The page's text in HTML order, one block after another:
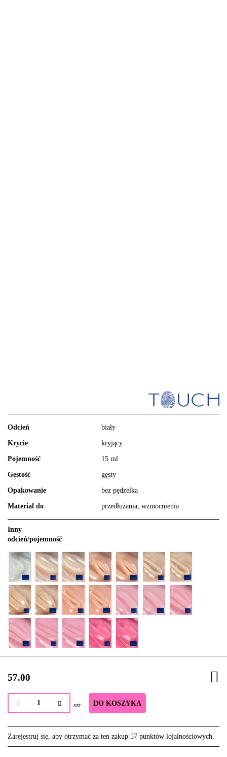
Odcień biały
Krycie kryjący
Pojemność 15 ml
Gęstość gęsty
Opakowanie bez pędzelka
Material do przedłużania, wzmocnienia
Inny
odcień/pojemność
57.00
szt. DO KOSZYKA
Zarejestruj się, aby otrzymać za ten zakup 57 punktów lojalnościowych.